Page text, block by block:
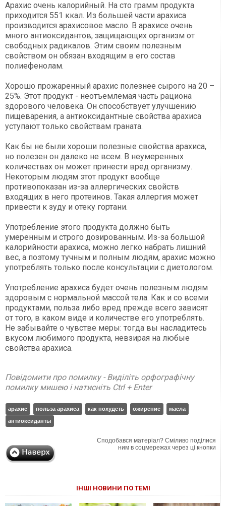
Арахис очень калорийный. На сто грамм продукта
приходится 551 ккал. Из большей части арахиса
производится арахисовое масло. В арахисе очень
много антиоксидантов, защищающих организм от
свободных радикалов. Этим своим полезным
свойством он обязан входящим в его состав
полиефенолам.
Хорошо прожаренный арахис полезнее сырого на 20 –
25%. Этот продукт - неотъемлемая часть рациона
здорового человека. Он способствует улучшению
пищеварения, а антиоксидантные свойства арахиса
уступают только свойствам граната.
Как бы не были хороши полезные свойства арахиса,
но полезен он далеко не всем. В неумеренных
количествах он может принести вред организму.
Некоторым людям этот продукт вообще
противопоказан из-за аллергических свойств
входящих в него протеинов. Такая аллергия может
привести к зуду и отеку гортани.
Употребление этого продукта должно быть
умеренным и строго дозированным. Из-за большой
калорийности арахиса, можно легко набрать лишний
вес, а поэтому тучным и полным людям, арахис можно
употреблять только после консультации с диетологом.
Употребление арахиса будет очень полезным людям
здоровым с нормальной массой тела. Как и со всеми
продуктами, польза либо вред прежде всего зависят
от того, в каком виде и количестве его употреблять.
Не забывайте о чувстве меры: тогда вы насладитесь
вкусом любимого продукта, невзирая на любые
свойства арахиса.
Повідомити про помилку - Виділіть орфографічну
помилку мишею і натисніть Ctrl + Enter
арахис польза арахиса как похудеть ожирение
масла
антиоксиданты
Сподобався матеріал? Сміливо поділися
ним в соцмережах через ці кнопки
ІНШІ НОВИНИ ПО ТЕМІ